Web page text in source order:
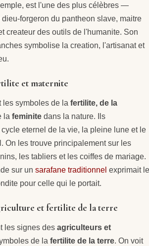
est l'une des plus célèbres —
forgeron du pantheon slave, maitre
createur des outils de l'humanite. Son
symbolise la creation, l'artisanat et
et maternite
les symboles de la fertilite, de la
la feminite dans la nature. Ils
eternel de la vie, la pleine lune et le
On les trouve principalement sur les
les tabliers et les coiffes de mariage.
sur un sarafane traditionnel exprimait le
pour celle qui le portait.
et fertilite de la terre
les signes des agriculteurs et
de la fertilite de la terre. On voit